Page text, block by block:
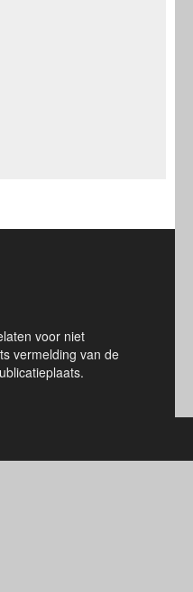
voor niet
vermelding van de